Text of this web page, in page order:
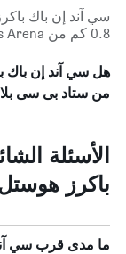
سي آند إن باك
0.8 كم من Rogers Arena أحد أشهر معالم فانكوفر.
هل سي آند إن باك
من ستاد بى سى
الأسئلة
باكرز
ما مدى قرب سي